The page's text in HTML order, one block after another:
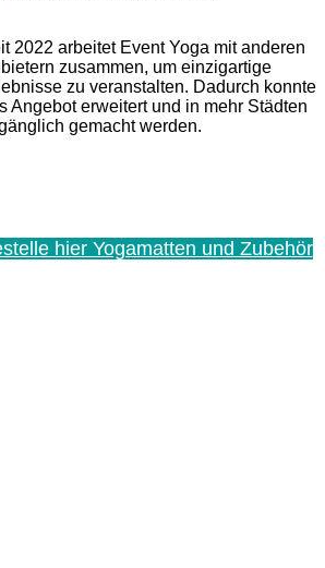
2022 arbeitet Event Yoga mit anderen
zusammen, um einzigartige
zu veranstalten. Dadurch konnte
Angebot erweitert und in mehr Städten
gemacht werden.
hier Yogamatten und Zubehör